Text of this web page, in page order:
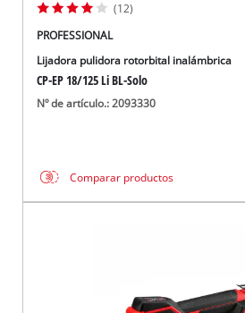
(12)
PROFESSIONAL
Lijadora pulidora rotorbital inalámbrica
CP-EP 18/125 Li BL-Solo
Nº de artículo.: 2093330
Comparar productos